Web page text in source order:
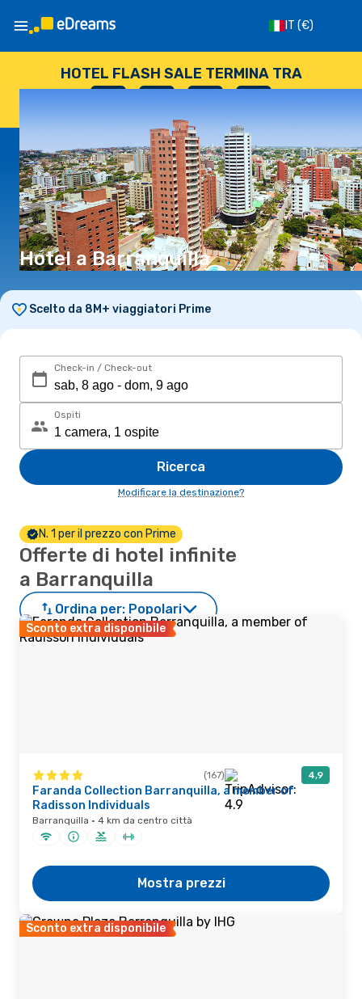
IT (€)
HOTEL FLASH SALE TERMINA TRA
-- : -- : -- : --
Hotel a Barranquilla
Scelto da 8M+ viaggiatori Prime
Check-in / Check-out
Ospiti
Ricerca
Modificare la destinazione?
N. 1 per il prezzo con Prime
Offerte di hotel infinite
a Barranquilla
Ordina per: Popolari
Sconto extra disponibile
(167) 4,9
Faranda Collection Barranquilla, a member of
Radisson Individuals
Barranquilla · 4 km da centro città
Mostra prezzi
Sconto extra disponibile